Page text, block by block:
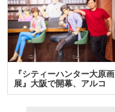
『シティーハンター大原画
展』大阪で開幕、アルコ
＆…